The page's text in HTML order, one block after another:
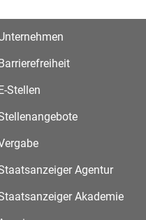
Barrierefreiheit
E-Stellen
Agentur
Akademie